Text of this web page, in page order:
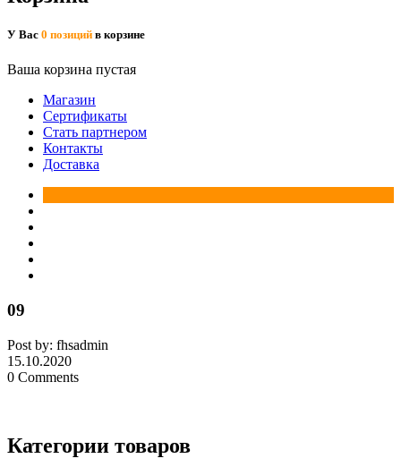
У Вас 0 позиций в корзине
Ваша корзина пустая
Магазин
Сертификаты
Стать партнером
Контакты
Доставка
09
Post by: fhsadmin
15.10.2020
0 Comments
Категории товаров